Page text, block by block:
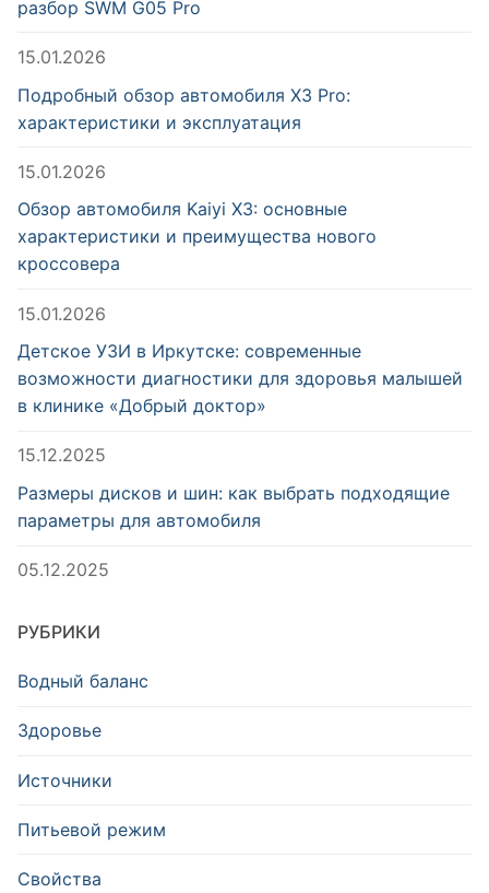
разбор SWM G05 Pro
15.01.2026
Подробный обзор автомобиля X3 Pro:
характеристики и эксплуатация
15.01.2026
Обзор автомобиля Kaiyi X3: основные
характеристики и преимущества нового
кроссовера
15.01.2026
Детское УЗИ в Иркутске: современные
возможности диагностики для здоровья малышей
в клинике «Добрый доктор»
15.12.2025
Размеры дисков и шин: как выбрать подходящие
параметры для автомобиля
05.12.2025
РУБРИКИ
Водный баланс
Здоровье
Источники
Питьевой режим
Свойства